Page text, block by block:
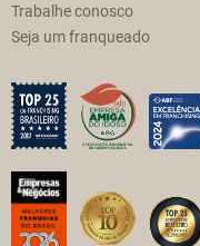
Trabalhe conosco
Seja um franqueado